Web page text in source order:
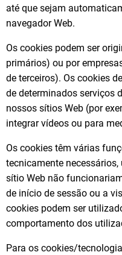
até que sejam
navegador Web.
Os cookies podem ser
primários) ou por
de terceiros). Os cookies
de determinados serviços
nossos sítios Web (por
integrar vídeos ou para
Os cookies têm várias
tecnicamente
sítio Web não
de início de sessão ou a
cookies podem ser
comportamento dos
Para os cookies/